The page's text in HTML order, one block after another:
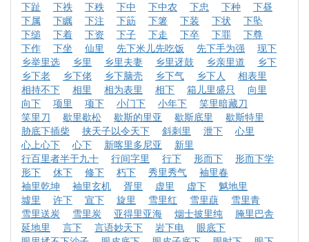
下趾
下祑 下秩 下中 下中农 下忠 下种
下昼
下属
下瞩 下注 下筯 下箸 下装 下状
下坠
下缒
下着 下资 下子 下走 下卒 下罪
下尊
下作
下坐 仙里 先下米儿先吃饭 先下手为强
现下
乡举里选
乡里 乡里夫妻 乡里迓鼓 乡亲里道
乡下
乡下老
乡下佬 乡下脑壳 乡下气 乡下人
相表里
相持不下
相里 相为表里 相下 箱儿里盛只
向里
向下
项里 项下 小门下 小年下
笑里暗藏刀
笑里刀
歇里歇松 歇斯的里亚 歇斯底里
歇斯特里
胁底下插柴
挟天子以令天下 斜刺里 泄下
心里
心上心下
心下 新喀里多尼亚
新里
行百里者半于九十
行间字里 行下 形而下
形而下学
形下
休下 修下 朽下 秀里秀气
袖里春
袖里乾坤
袖里玄机 胥里 虚里 虚下
魆地里
墟里
许下 宣下 旋里 雪里红 雪里蕻
雪里青
雪里送炭
雪里炭 亚得里亚海 烟士披里纯
腌里巴舎
延地里
言下 言语妙天下 岩下电
眼底下